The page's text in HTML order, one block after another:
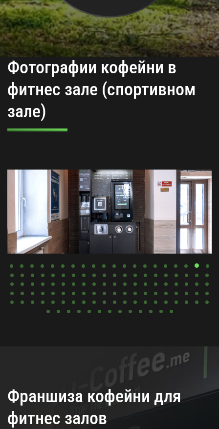
Фотографии кофейни в
фитнес зале (спортивном
зале)
Франшиза кофейни для
фитнес залов